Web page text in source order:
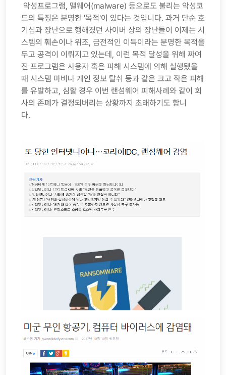
악성프로그램, 맬웨어(malware) 등으로도 불리는 악성코
드의 특징은 분명한 '목적'이 있다는 것입니다. 과거 단순 호
기심과 장난으로 행해졌던 사이버 상의 장난들이 이제는 시
스템의 훼손이나 위조, 금전적인 이득이라는 분명한 목적을
두고 공격이 이뤄지고 있는데, 이런 목적 달성을 위해 짜여
진 프로그램은 사용자 혹은 피해 시스템에 의해 실행됐을
때 시스템 마비나 개인 정보 탈취 등과 같은 크고 작은 피해
를 유발하고, 심할 경우 이번 랜섬웨어 피해사례와 같이 회
사의 존폐가 결정되버리는 상황까지 초래하기도 합니
다.